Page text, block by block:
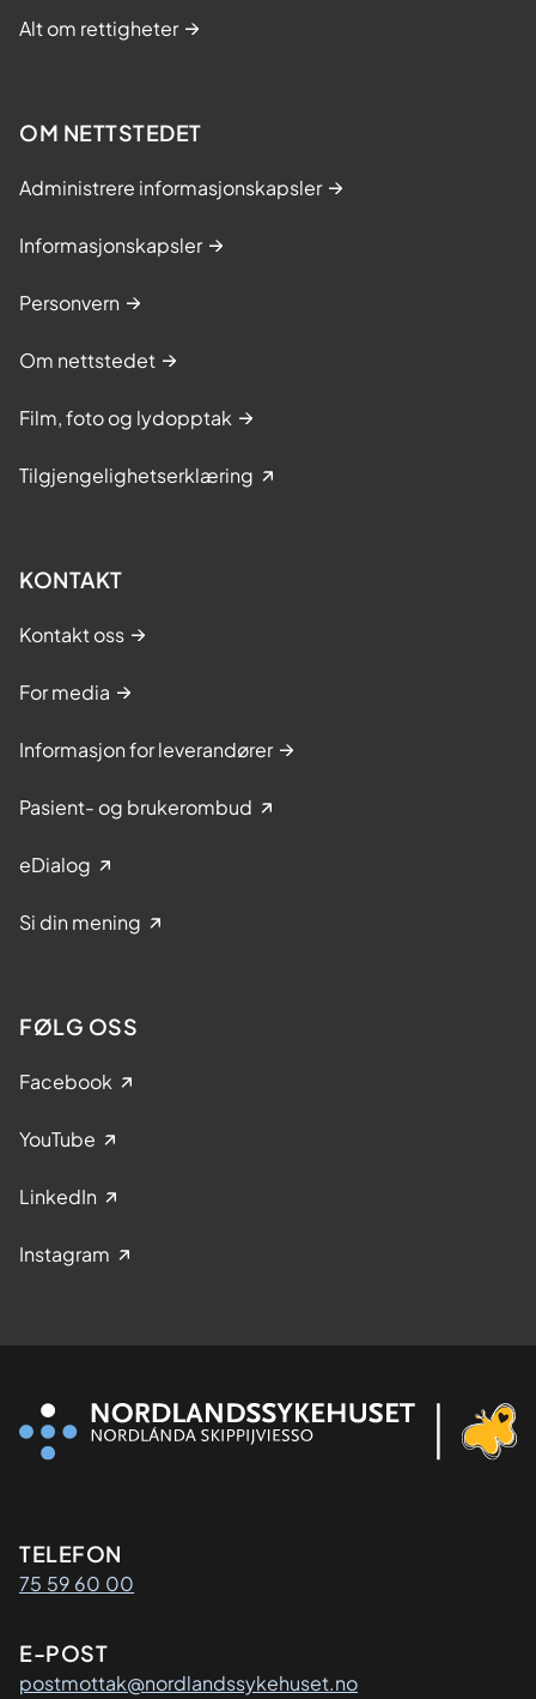
Alt om rettigheter
OM NETTSTEDET
Administrere informasjonskapsler
Informasjonskapsler
Personvern
Om nettstedet
Film, foto og lydopptak
Tilgjengelighetserklæring
KONTAKT
Kontakt oss
For media
Informasjon for leverandører
Pasient- og brukerombud
eDialog
Si din mening
FØLG OSS
Facebook
YouTube
LinkedIn
Instagram
Kontaktinformasjon
TELEFON
75 59 60 00
E-POST
postmottak@nordlandssykehuset.no